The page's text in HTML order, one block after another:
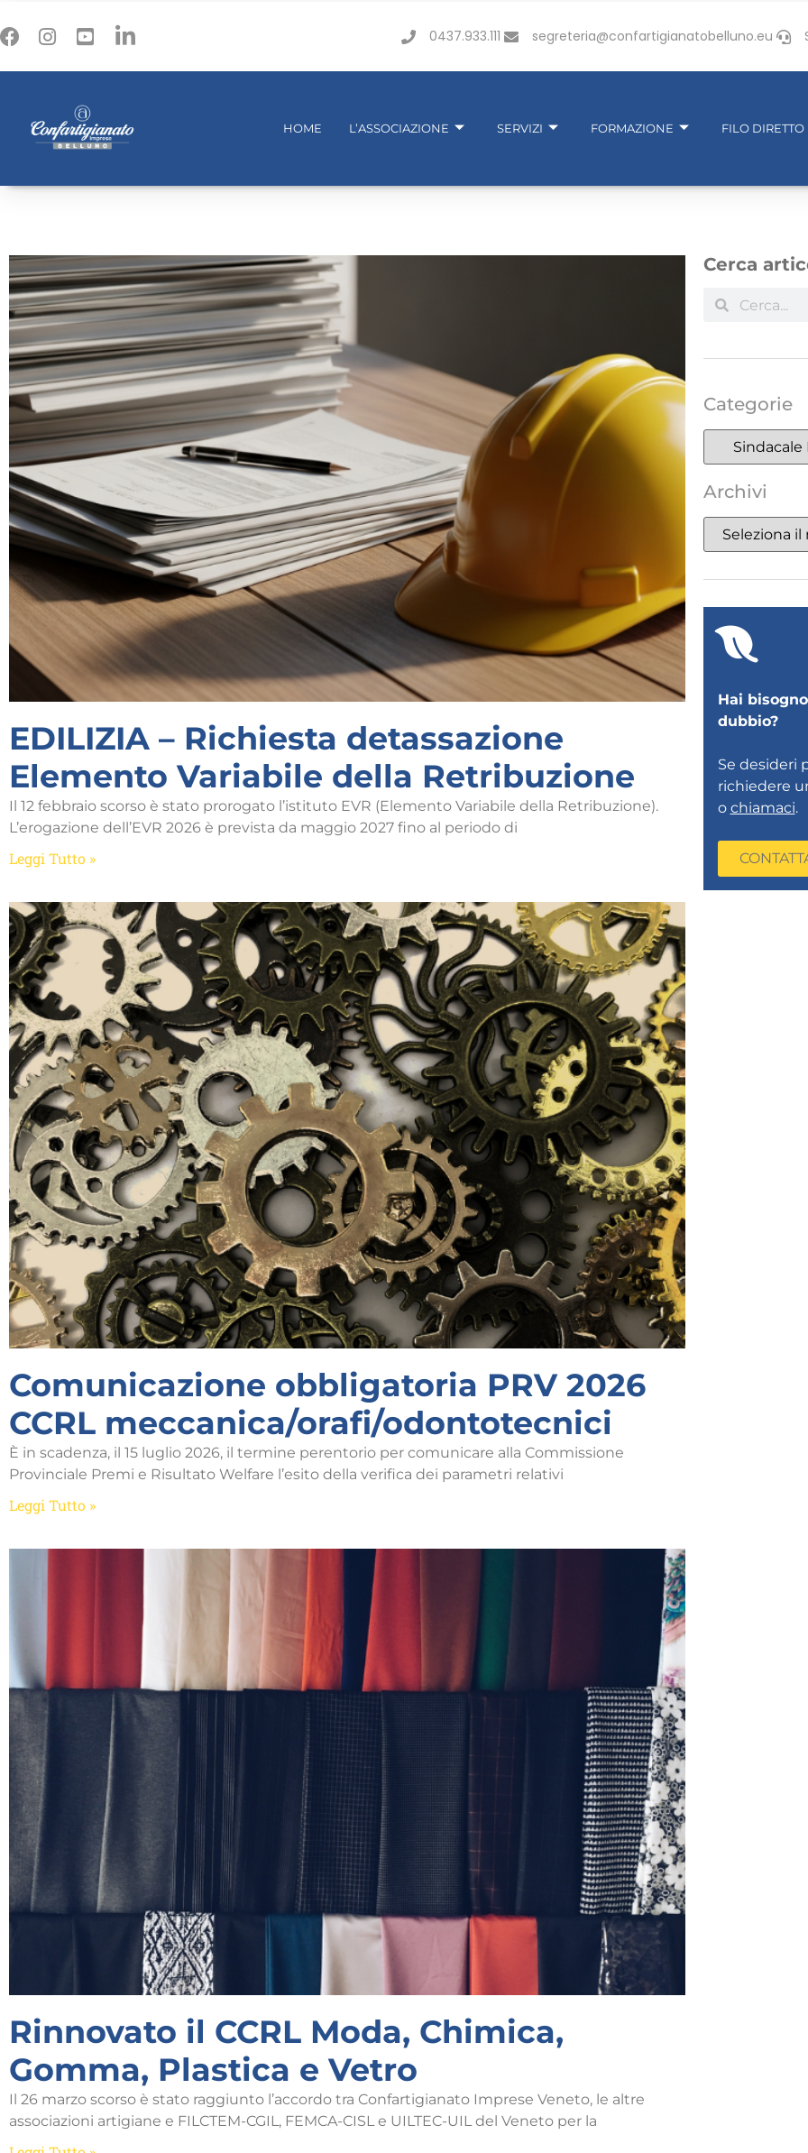
0437.933.111 segreteria@confartigianatobelluno.eu
HOME L’ASSOCIAZIONE SERVIZI FORMAZIONE FILO DIRETTO
EDILIZIA – Richiesta detassazione
Elemento Variabile della Retribuzione
Il 12 febbraio scorso è stato prorogato l’istituto EVR (Elemento Variabile della Retribuzione).
L’erogazione dell’EVR 2026 è prevista da maggio 2027 fino al periodo di
Leggi Tutto »
Comunicazione obbligatoria PRV 2026
CCRL meccanica/orafi/odontotecnici
È in scadenza, il 15 luglio 2026, il termine perentorio per comunicare alla Commissione
Provinciale Premi e Risultato Welfare l’esito della verifica dei parametri relativi
Leggi Tutto »
Rinnovato il CCRL Moda, Chimica,
Gomma, Plastica e Vetro
Il 26 marzo scorso è stato raggiunto l’accordo tra Confartigianato Imprese Veneto, le altre
associazioni artigiane e FILCTEM-CGIL, FEMCA-CISL e UILTEC-UIL del Veneto per la
Cerca
Categorie
Archivi
Hai
dubbio?
Se desideri
richiedere
o chiamaci.